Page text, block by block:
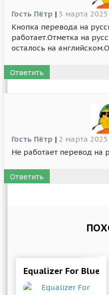
Гость Пётр | 5 марта
Кнопка перевода на
работает.Отметка на
осталось на
Ответить
Гость Пётр | 2 марта
Не работает перевод на
Ответить
Equalizer For